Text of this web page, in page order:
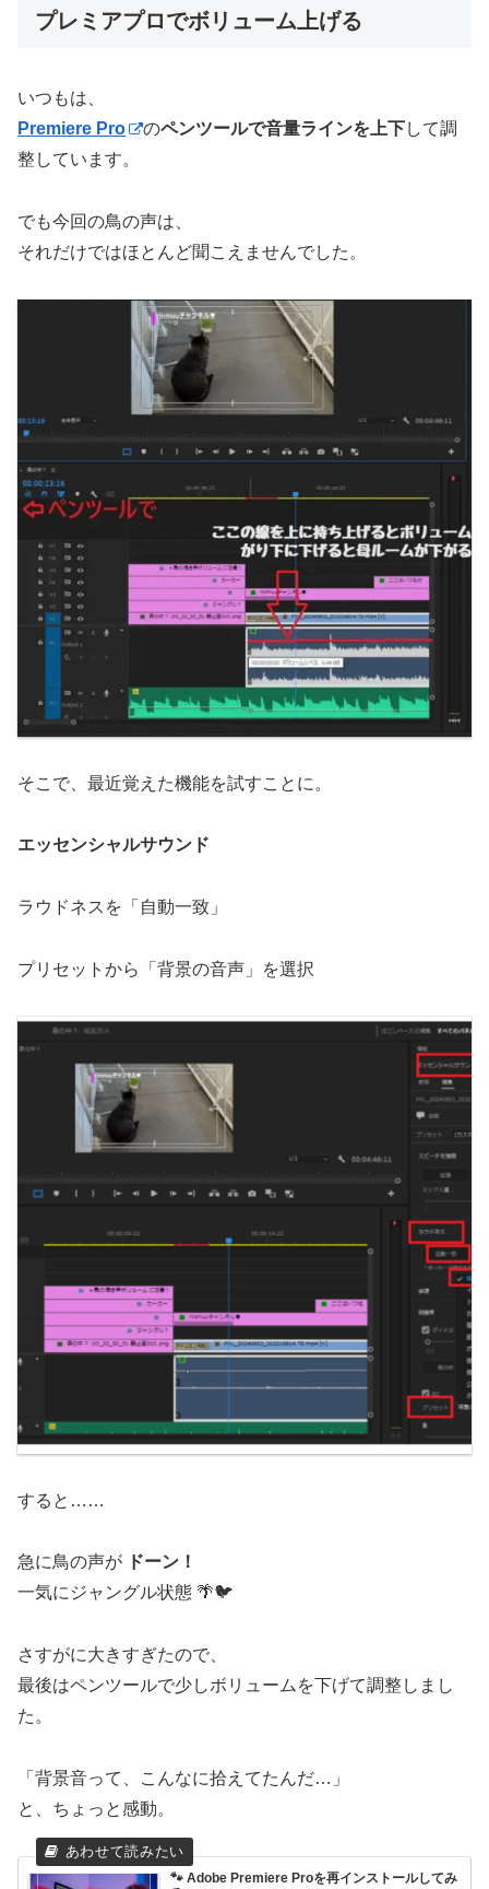
プレミアプロでボリューム上げる
いつもは、
Premiere Pro
のペンツールで音量ラインを上下して調
整しています。
でも今回の鳥の声は、
それだけではほとんど聞こえませんでした。
そこで、最近覚えた機能を試すことに。
エッセンシャルサウンド
ラウドネスを「自動一致」
プリセットから「背景の音声」を選択
すると……
急に鳥の声が
ドーン！
一気にジャングル状態 🌴🐦
さすがに大きすぎたので、
最後はペンツールで少しボリュームを下げて調整しまし
た。
「背景音って、こんなに拾えてたんだ…」
と、ちょっと感動。
🐾 Adobe Premiere Proを再インストールしてみ